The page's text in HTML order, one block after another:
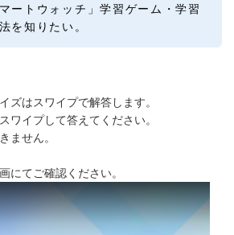
い合わせ
口
質問・手続きはこちら
じ
ートウォッチ」学習ゲーム・学習
を知りたい。
ズはスワイプで解答します。
ワイプして答えてください。
ません。
にてご確認ください。